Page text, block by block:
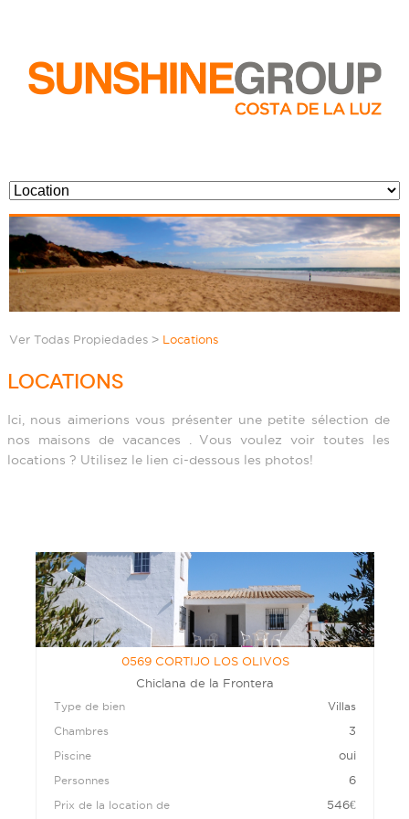
Ver Todas Propiedades > Locations
LOCATIONS
Ici, nous aimerions vous présenter une petite sélection de
nos maisons de vacances . Vous voulez voir toutes les
locations ? Utilisez le lien ci-dessous les photos!
0569 CORTIJO LOS OLIVOS
Chiclana de la Frontera
Type de bien Villas
Chambres 3
Piscine oui
Personnes 6
Prix de la location de 546€